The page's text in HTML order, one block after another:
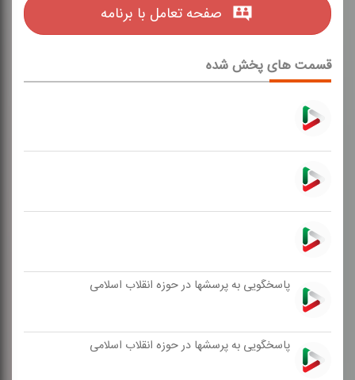
قسمت های پخش شده
پاسخگویی به پرسشها در حوزه انقلاب اسلامی
پاسخگویی به پرسشها در حوزه انقلاب اسلامی
صفحه تعامل با برنامه